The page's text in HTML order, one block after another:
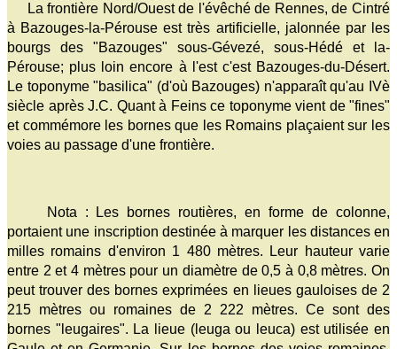
La frontière Nord/Ouest de l'évêché de Rennes, de Cintré
à Bazouges-la-Pérouse est très artificielle, jalonnée par les
bourgs des "Bazouges" sous-Gévezé, sous-Hédé et la-
Pérouse; plus loin encore à l'est c'est Bazouges-du-Désert.
Le toponyme "basilica" (d'où Bazouges) n'apparaît qu'au IVè
siècle après J.C. Quant à Feins ce toponyme vient de "fines"
et commémore les bornes que les Romains plaçaient sur les
voies au passage d'une frontière.
Nota : Les bornes routières, en forme de colonne,
portaient une inscription destinée à marquer les distances en
milles romains d'environ 1 480 mètres. Leur hauteur varie
entre 2 et 4 mètres pour un diamètre de 0,5 à 0,8 mètres. On
peut trouver des bornes exprimées en lieues gauloises de 2
215 mètres ou romaines de 2 222 mètres. Ce sont des
bornes "leugaires". La lieue (leuga ou leuca) est utilisée en